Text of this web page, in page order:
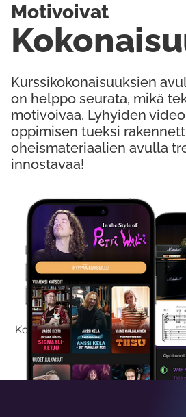
Kokeile
Kokeilemalla ilmaiseksi saat
viikon ajaksi.
Kurssikokonaisuuksien
on helppo seurata, mikä
motivoivaa. Lyhyiden
oppimisen tueksi
oheismateriaalien avulla
innostavaa!
Motivoivat